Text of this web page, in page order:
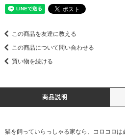
この商品を友達に教える
この商品について問い合わせる
買い物を続ける
商品説明
猫を飼っていらっしゃる家なら、コロコロ